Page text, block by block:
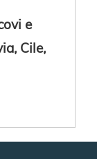
e
Cile,